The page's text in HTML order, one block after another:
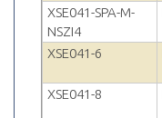
XSE041-SPA-M-
NSZI4
XSE041-6
XSE041-8